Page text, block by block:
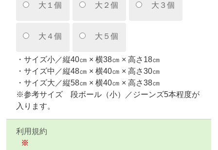
大１個 大２個 大３個
大４個 大５個
・サイズ小／縦40㎝ × 横38㎝ × 高さ18㎝
・サイズ中／縦48㎝ × 横40㎝ × 高さ30㎝
・サイズ大／縦58㎝ × 横40㎝ × 高さ38㎝
※参考サイズ 段ボール（小）／ジーンズ5本程度が
入ります。
利用規約
※